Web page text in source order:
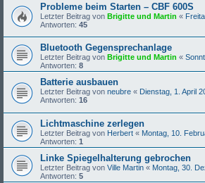
Probleme beim Starten – CBF 600S
Letzter Beitrag von Brigitte und Martin «
Antworten: 45
Bluetooth Gegensprechanlage
Letzter Beitrag von Brigitte und Martin «
Antworten: 8
Batterie ausbauen
Letzter Beitrag von neubre « Dienstag, 1. April
Antworten: 16
Lichtmaschine zerlegen
Letzter Beitrag von Herbert « Montag, 10.
Antworten: 1
Linke Spiegelhalterung gebrochen
Letzter Beitrag von Ville Martin « Montag, 30.
Antworten: 5